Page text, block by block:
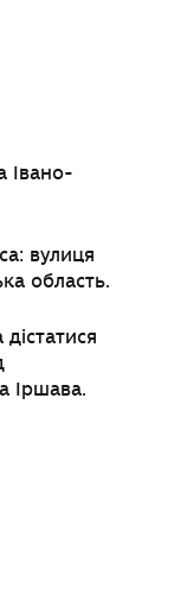
Івано-
вулиця
область.
Іршава.